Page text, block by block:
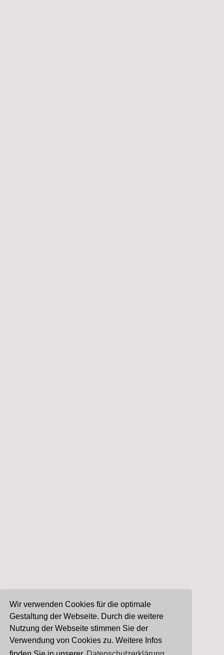
Wir verwenden Cookies für die optimale
Gestaltung der Webseite. Durch die weitere
Nutzung der Webseite stimmen Sie der
Verwendung von Cookies zu. Weitere Infos